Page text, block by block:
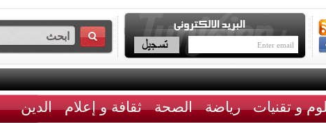
و تقنيات رياضة الصحة ثقافة و إعلام الدين